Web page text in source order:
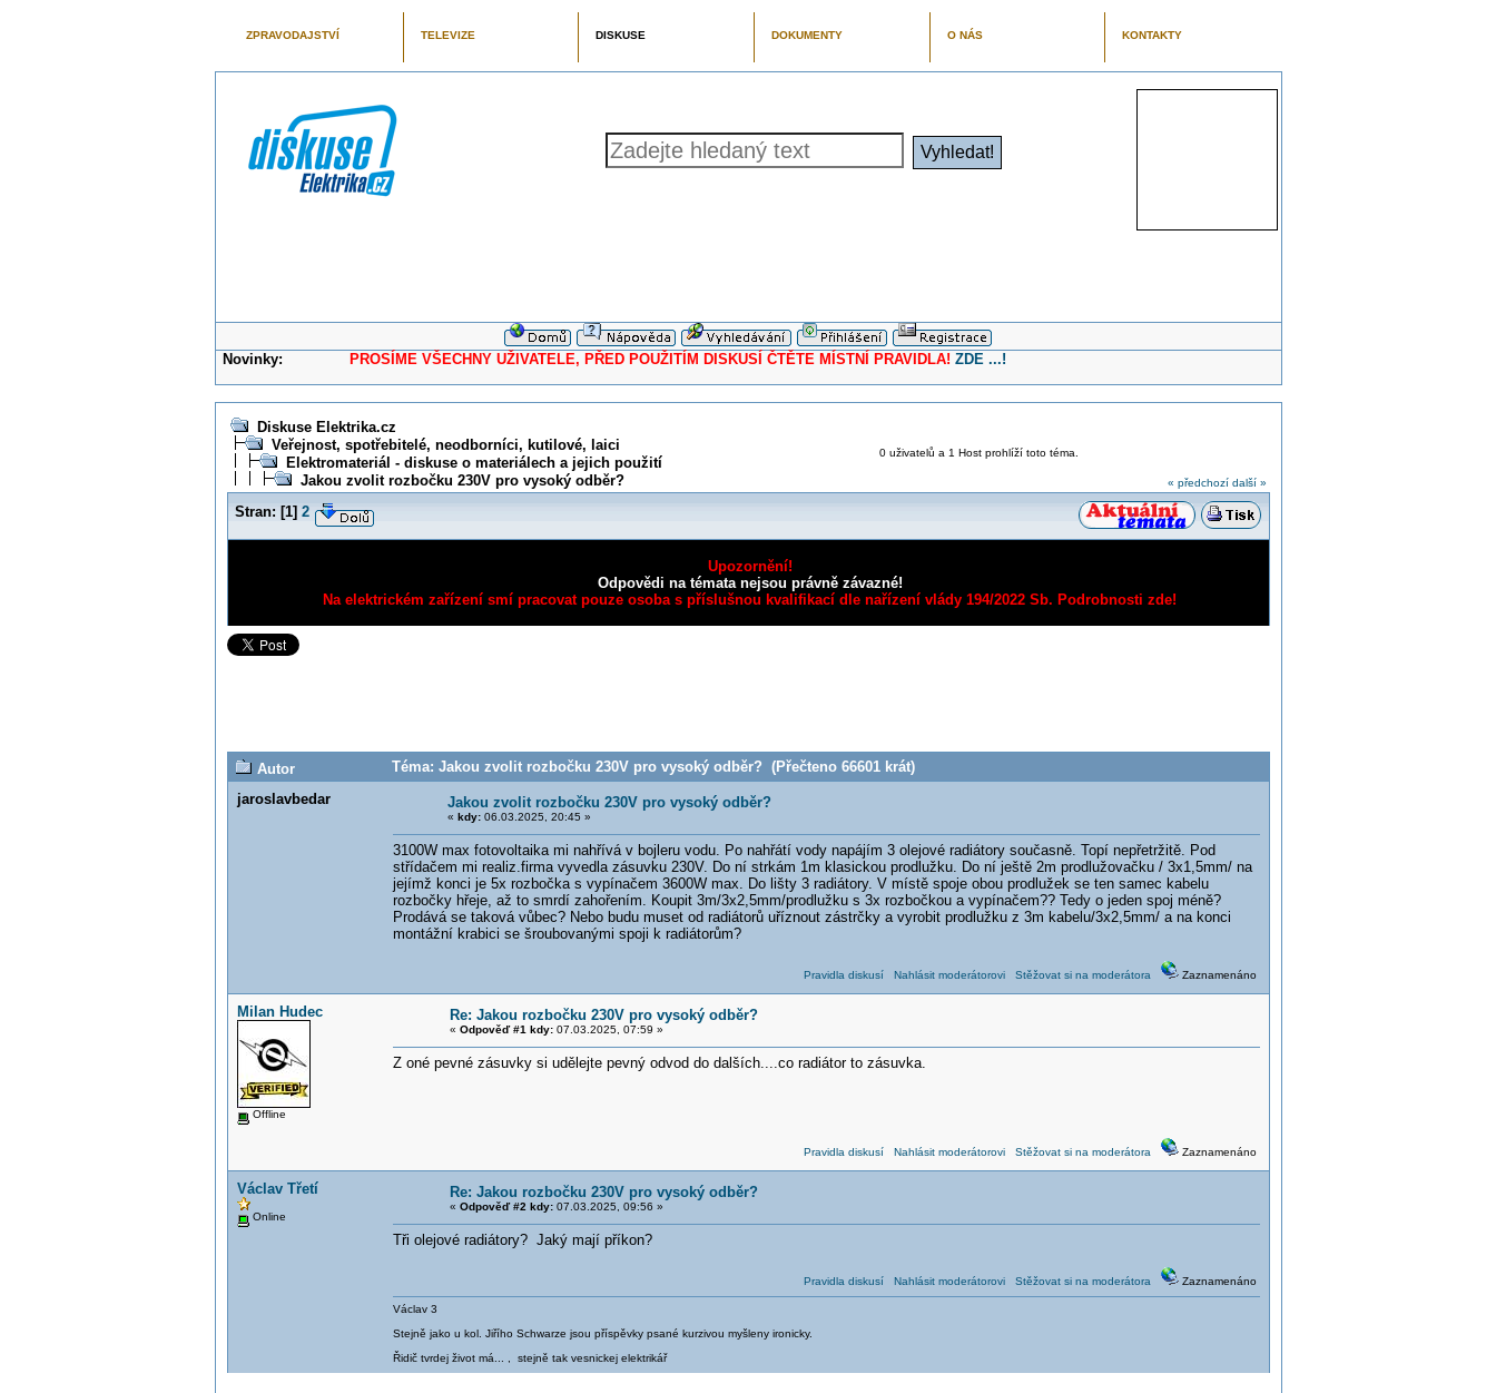
ZPRAVODAJSTVÍ TELEVIZE DISKUSE DOKUMENTY O NÁS KONTAKTY
Novinky: PROSÍME VŠECHNY UŽIVATELE, PŘED POUŽITÍM DISKUSÍ ČTĚTE MÍSTNÍ PRAVIDLA! ZDE ...!
Diskuse Elektrika.cz
Veřejnost, spotřebitelé, neodborníci, kutilové, laici
Elektromateriál - diskuse o materiálech a jejich použití
Jakou zvolit rozbočku 230V pro vysoký odběr?
0 uživatelů a 1 Host prohlíží toto téma.
« předchozí další »
Stran: [1] 2
Upozornění!
Odpovědi na témata nejsou právně závazné!
Na elektrickém zařízení smí pracovat pouze osoba s příslušnou kvalifikací dle nařízení vlády 194/2022 Sb. Podrobnosti zde!
Autor
Téma: Jakou zvolit rozbočku 230V pro vysoký odběr? (Přečteno 66601 krát)
jaroslavbedar
Jakou zvolit rozbočku 230V pro vysoký odběr?
« kdy:06.03.2025, 20:45 »
3100W max fotovoltaika mi nahřívá v bojleru vodu. Po nahřátí vody napájím 3 olejové radiátory současně. Topí nepřetržitě. Pod
střídačem mi realiz.firma vyvedla zásuvku 230V. Do ní strkám 1m klasickou prodlužku. Do ní ještě 2m prodlužovačku / 3x1,5mm/ na
jejímž konci je 5x rozbočka s vypínačem 3600W max. Do lišty 3 radiátory. V místě spoje obou prodlužek se ten samec kabelu
rozbočky hřeje, až to smrdí zahořením. Koupit 3m/3x2,5mm/prodlužku s 3x rozbočkou a vypínačem?? Tedy o jeden spoj méně?
Prodává se taková vůbec? Nebo budu muset od radiátorů uříznout zástrčky a vyrobit prodlužku z 3m kabelu/3x2,5mm/ a na konci
montážní krabici se šroubovanými spoji k radiátorům?
Pravidla diskusí Nahlásit moderátorovi Stěžovat si na moderátora Zaznamenáno
Milan Hudec
Offline
Re: Jakou rozbočku 230V pro vysoký odběr?
« Odpověď #1 kdy:07.03.2025, 07:59 »
Z oné pevné zásuvky si udělejte pevný odvod do dalších....co radiátor to zásuvka.
Pravidla diskusí Nahlásit moderátorovi Stěžovat si na moderátora Zaznamenáno
Václav Třetí
Online
Re: Jakou rozbočku 230V pro vysoký odběr?
« Odpověď #2 kdy:07.03.2025, 09:56 »
Tři olejové radiátory? Jaký mají příkon?
Pravidla diskusí Nahlásit moderátorovi Stěžovat si na moderátora Zaznamenáno
Václav 3
Stejně jako u kol. Jiřího Schwarze jsou příspěvky psané kurzivou myšleny ironicky.
Řidič tvrdej život má... , stejně tak vesnickej elektrikář